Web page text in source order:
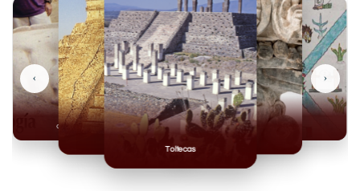
Toltecas
Olmecas
‹ ›